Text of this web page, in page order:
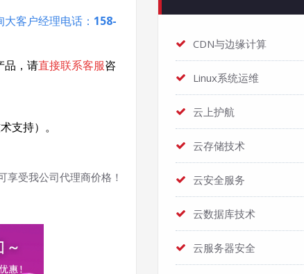
客户经理电话： 158-
品，请直接联系客服咨
支持）。
受我公司代理商价格！
CDN与边缘计算
Linux系统运维
云上护航
云存储技术
云安全服务
云数据库技术
云服务器安全